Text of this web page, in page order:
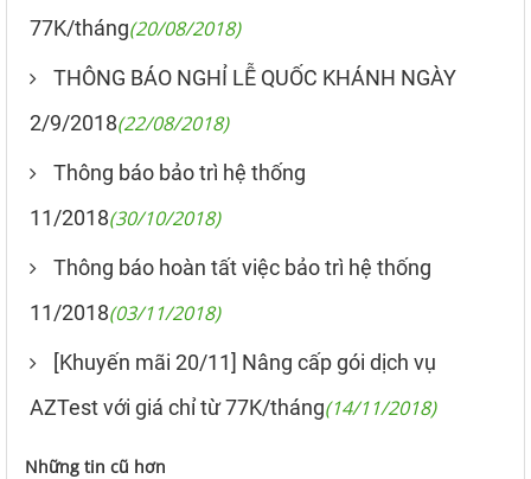
77K/tháng(20/08/2018)
THÔNG BÁO NGHỈ LỄ QUỐC KHÁNH NGÀY
2/9/2018(22/08/2018)
Thông báo bảo trì hệ thống
11/2018(30/10/2018)
Thông báo hoàn tất việc bảo trì hệ thống
11/2018(03/11/2018)
[Khuyến mãi 20/11] Nâng cấp gói dịch vụ
AZTest với giá chỉ từ 77K/tháng(14/11/2018)
Những tin cũ hơn